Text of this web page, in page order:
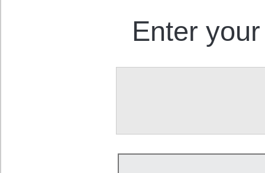
Enter